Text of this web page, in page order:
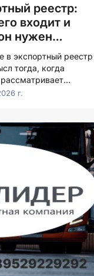
реестр:
входит и
нужен
в экспортный реестр
тогда, когда
направление
г.